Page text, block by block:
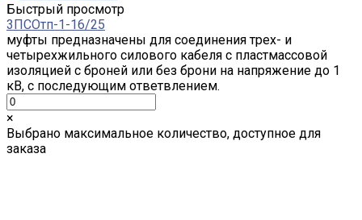
Быстрый просмотр
3ПСОтп-1-16/25
муфты предназначены для соединения трех- и
четырехжильного силового кабеля с пластмассовой
изоляцией с броней или без брони на напряжение до 1
кВ, с последующим ответвлением.
×
Выбрано максимальное количество, доступное для
заказа